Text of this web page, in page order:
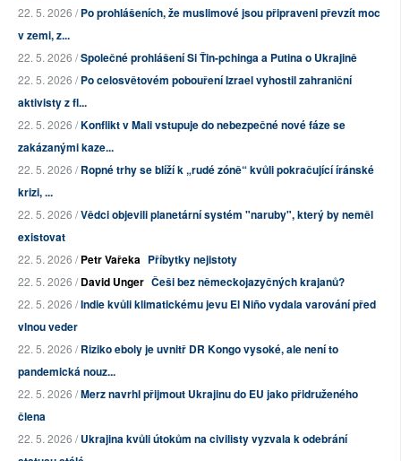
22. 5. 2026 /Po prohlášeních, že muslimové jsou připraveni převzít moc
v zemi, z...
22. 5. 2026 /Společné prohlášení Si Ťin-pchinga a Putina o Ukrajině
22. 5. 2026 /Po celosvětovém pobouření Izrael vyhostil zahraniční
aktivisty z fl...
22. 5. 2026 /Konflikt v Mali vstupuje do nebezpečné nové fáze se
zakázanými kaze...
22. 5. 2026 /Ropné trhy se blíží k „rudé zóně“ kvůli pokračující íránské
krizi, ...
22. 5. 2026 /Vědci objevili planetární systém "naruby", který by neměl
existovat
22. 5. 2026 /Petr Vařeka Příbytky nejistoty
22. 5. 2026 /David Unger Češi bez německojazyčných krajanů?
22. 5. 2026 /Indie kvůli klimatickému jevu El Niño vydala varování před
vlnou veder
22. 5. 2026 /Riziko eboly je uvnitř DR Kongo vysoké, ale není to
pandemická nouz...
22. 5. 2026 /Merz navrhl přijmout Ukrajinu do EU jako přidruženého
člena
22. 5. 2026 /Ukrajina kvůli útokům na civilisty vyzvala k odebrání